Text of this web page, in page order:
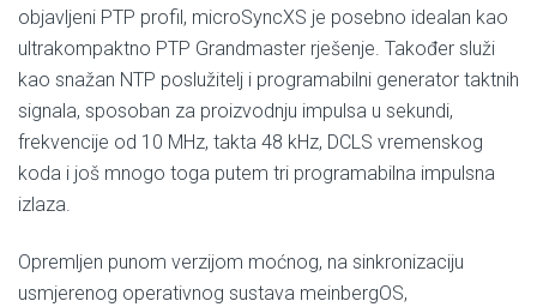
objavljeni PTP profil, microSyncXS je posebno idealan kao
ultrakompaktno PTP Grandmaster rješenje. Također služi
kao snažan NTP poslužitelj i programabilni generator taktnih
signala, sposoban za proizvodnju impulsa u sekundi,
frekvencije od 10 MHz, takta 48 kHz, DCLS vremenskog
koda i još mnogo toga putem tri programabilna impulsna
izlaza.
Opremljen punom verzijom moćnog, na sinkronizaciju
usmjerenog operativnog sustava meinbergOS,